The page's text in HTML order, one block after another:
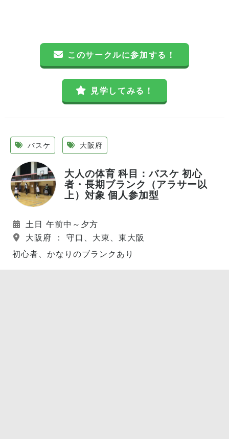
このサークルに参加する！
見学してみる！
バスケ 大阪府
大人の体育 科目：バスケ 初心
者・長期ブランク（アラサー以
上）対象 個人参加型
土日 午前中～夕方
大阪府 ： 守口、大東、東大阪
初心者、かなりのブランクあり